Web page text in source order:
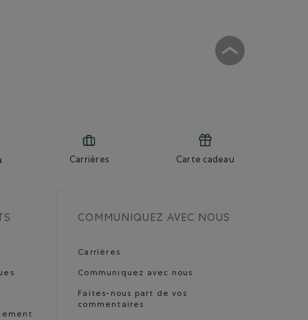
Carrières Carte cadeau
COMMUNIQUEZ AVEC NOUS
Carrières
Communiquez avec nous
Faites-nous part de vos
commentaires